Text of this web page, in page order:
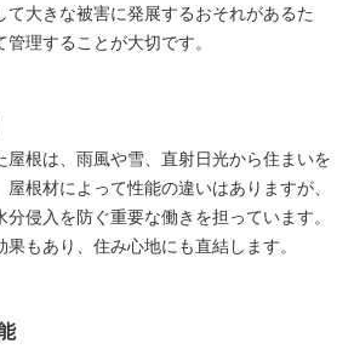
大きな被害に発展するおそれがあるた
理することが大切です。
根は、雨風や雪、直射日光から住まいを
根材によって性能の違いはありますが、
侵入を防ぐ重要な働きを担っています。
もあり、住み心地にも直結します。